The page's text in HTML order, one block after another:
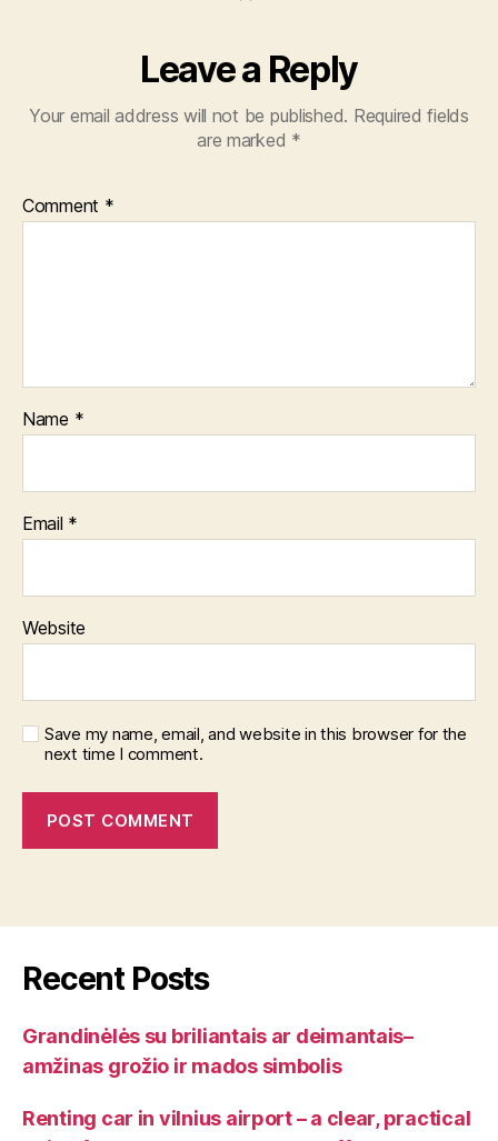
Leave a Reply
Your email address will not be published. Required fields
are marked *
Comment *
Name *
Email *
Website
Save my name, email, and website in this browser for the
next time I comment.
Recent Posts
Grandinėlės su briliantais ar deimantais–
amžinas grožio ir mados simbolis
Renting car in vilnius airport – a clear, practical